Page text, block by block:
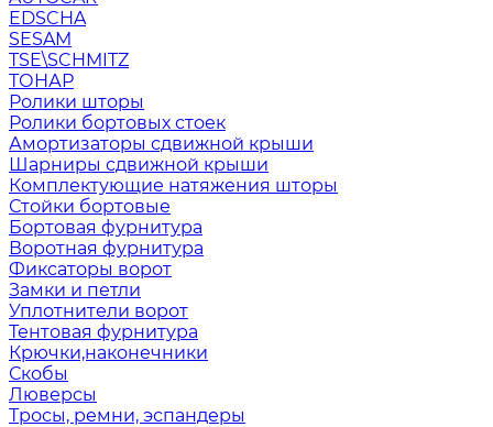
EDSCHA
SESAM
TSE\SCHMITZ
ТОНАР
Ролики шторы
Ролики бортовых стоек
Амортизаторы сдвижной крыши
Шарниры сдвижной крыши
Комплектующие натяжения шторы
Стойки бортовые
Бортовая фурнитура
Воротная фурнитура
Фиксаторы ворот
Замки и петли
Уплотнители ворот
Тентовая фурнитура
Крючки,наконечники
Скобы
Люверсы
Тросы, ремни, эспандеры